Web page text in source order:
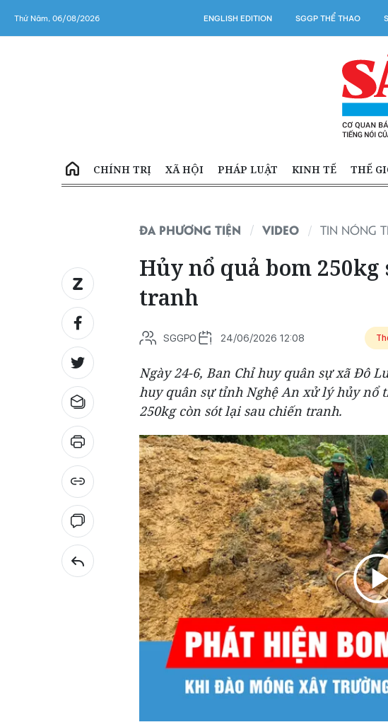
Thứ Năm, 06/08/2026 ENGLISH EDITION SGGP THỂ THAO
CHÍNH TRỊ XÃ HỘI PHÁP LUẬT KINH TẾ THẾ
ĐA PHƯƠNG TIỆN VIDEO TIN NÓNG
Hủy nổ quả bom
tranh
SGGPO 24/06/2026 12:08
Ngày 24-6, Ban Chỉ huy quân sự xã Đô
huy quân sự tỉnh Nghệ An xử lý hủy nổ
250kg còn sót lại sau chiến tranh.